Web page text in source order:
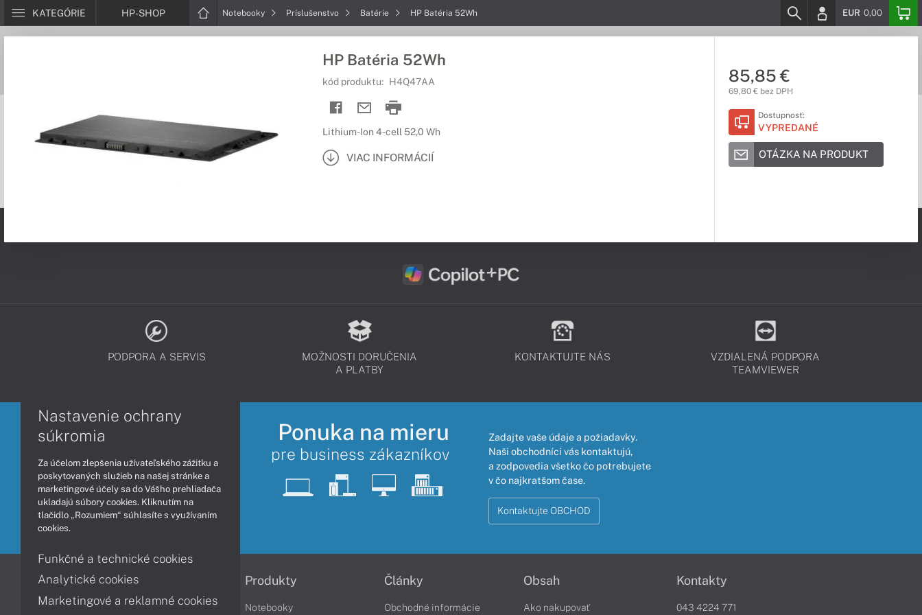
KATEGÓRIE HP-SHOP Notebooky Príslušenstvo Batérie HP Batéria 52Wh EUR 0,00
HP Batéria 52Wh
kód produktu: H4Q47AA
Lithium-Ion 4-cell 52,0 Wh
VIAC INFORMÁCIÍ
85,85 €
69,80 € bez DPH
Dostupnosť:
VYPREDANÉ
OTÁZKA NA PRODUKT
PODPORA A SERVIS
MOŽNOSTI DORUČENIA
A PLATBY
KONTAKTUJTE NÁS
VZDIALENÁ PODPORA
TEAMVIEWER
Ponuka na mieru
pre business zákazníkov
Zadajte vaše údaje a požiadavky.
Naši obchodníci vás kontaktujú,
a zodpovedia všetko čo potrebujete
v čo najkratšom čase.
Kontaktujte OBCHOD
Informácie
Obchodné podmienky
Produkty
Notebooky
Články
Obchodné informácie
Obsah
Ako nakupovať
Kontakty
043 4224 771
Nastavenie ochrany
súkromia
Za účelom zlepšenia užívateľského zážitku a
poskytovaných služieb na našej stránke a
marketingové účely sa do Vášho prehliadača
ukladajú súbory cookies. Kliknutím na
tlačidlo „Rozumiem“ súhlasíte s využívaním
cookies.
Funkčné a technické cookies
Analytické cookies
Marketingové a reklamné cookies